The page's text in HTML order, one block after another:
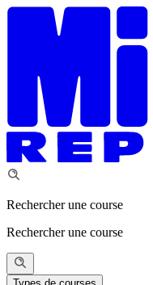
Rechercher une course
Rechercher une course